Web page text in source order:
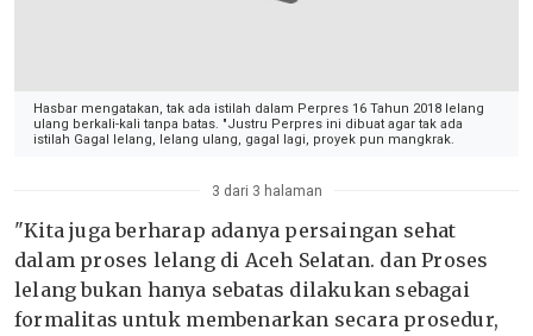
Hasbar mengatakan, tak ada istilah dalam Perpres 16 Tahun 2018 lelang
ulang berkali-kali tanpa batas. "Justru Perpres ini dibuat agar tak ada
istilah Gagal lelang, lelang ulang, gagal lagi, proyek pun mangkrak.
3 dari 3 halaman
"Kita juga berharap adanya persaingan sehat
dalam proses lelang di Aceh Selatan. dan Proses
lelang bukan hanya sebatas dilakukan sebagai
formalitas untuk membenarkan secara prosedur,